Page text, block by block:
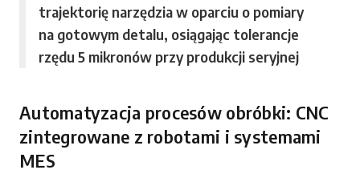
trajektorię narzędzia w oparciu o pomiary
na gotowym detalu, osiągając tolerancje
rzędu 5 mikronów przy produkcji seryjnej
Automatyzacja procesów obróbki: CNC
zintegrowane z robotami i systemami
MES